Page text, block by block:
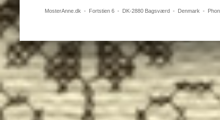
MosterAnne.dk - Fortstien 6- DK-2880 Bagsværd - Denmark -